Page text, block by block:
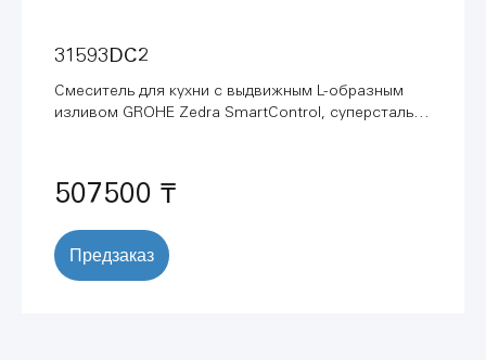
31593DC2
Смеситель для кухни с выдвижным L-образным
изливом GROHE Zedra SmartControl, суперсталь
507500 ₸
Предзаказ